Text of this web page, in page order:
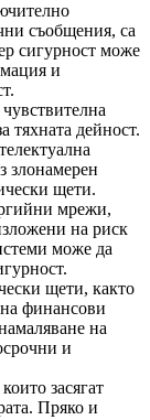
съобщения, са
сигурност може
и
тяхната дейност.
злонамерен
щети.
мрежи,
на риск
може да
щети, както
финансови
на
и
засягат
Пряко и